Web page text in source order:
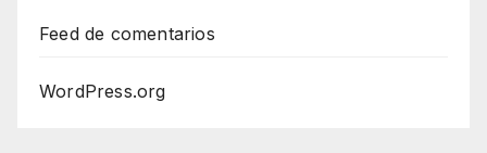
Feed de comentarios
WordPress.org